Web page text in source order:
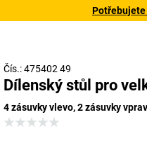
Potřebujete
Čís.: 475402 49
Dílenský stůl pro
4 zásuvky vlevo, 2 zásuvky